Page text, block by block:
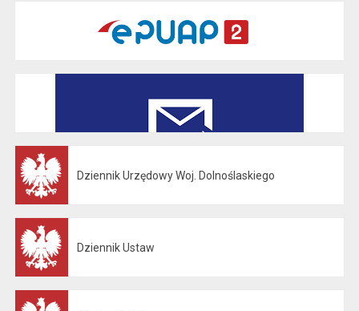
Dziennik Urzędowy Woj. Dolnoślaskiego
Dziennik Ustaw